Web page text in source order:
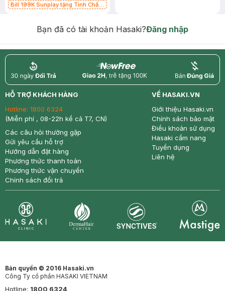
Bill 199K Sunplay tặng Tinh Chất
Bạn đã có tài khoản Hasaki?Đăng nhập
return nowfree price
HỖ TRỢ KHÁCH HÀNG
Hotline: 1800 6324
(Miễn phí , 08-22h kể cả T7, CN)
Các câu hỏi thường gặp
Gửi yêu cầu hỗ trợ
Hướng dẫn đặt hàng
Phương thức thanh toán
Phương thức vận chuyển
Chính sách đổi trả
VỀ HASAKI.VN
Giới thiệu Hasaki.vn
Chính sách bảo mật
Điều khoản sử dụng
Hasaki cẩm nang
Tuyển dụng
Liên hệ
Bản quyền © 2016 Hasaki.vn
Công Ty cổ phần HASAKI VIETNAM
Hotline: 1800 6324